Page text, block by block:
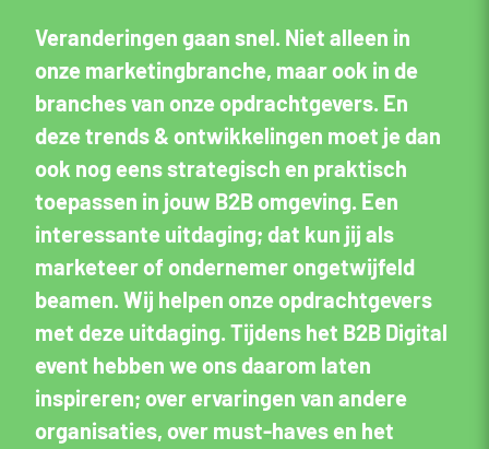
Veranderingen gaan snel. Niet alleen in
onze marketingbranche, maar ook in de
branches van onze opdrachtgevers. En
deze trends & ontwikkelingen moet je dan
ook nog eens strategisch en praktisch
toepassen in jouw B2B omgeving. Een
interessante uitdaging; dat kun jij als
marketeer of ondernemer ongetwijfeld
beamen. Wij helpen onze opdrachtgevers
met deze uitdaging. Tijdens het B2B Digital
event hebben we ons daarom laten
inspireren; over ervaringen van andere
organisaties, over must-haves en het